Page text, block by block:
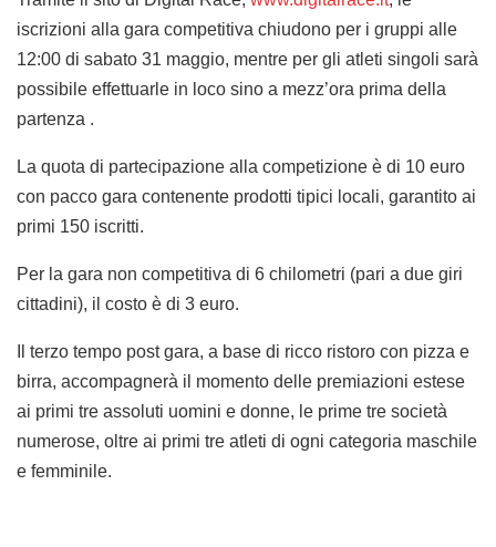
iscrizioni alla gara competitiva chiudono per i gruppi alle
12:00 di sabato 31 maggio, mentre per gli atleti singoli sarà
possibile effettuarle in loco sino a mezz’ora prima della
partenza .
La quota di partecipazione alla competizione è di 10 euro
con pacco gara contenente prodotti tipici locali, garantito ai
primi 150 iscritti.
Per la gara non competitiva di 6 chilometri (pari a due giri
cittadini), il costo è di 3 euro.
Il terzo tempo post gara, a base di ricco ristoro con pizza e
birra, accompagnerà il momento delle premiazioni estese
ai primi tre assoluti uomini e donne, le prime tre società
numerose, oltre ai primi tre atleti di ogni categoria maschile
e femminile.